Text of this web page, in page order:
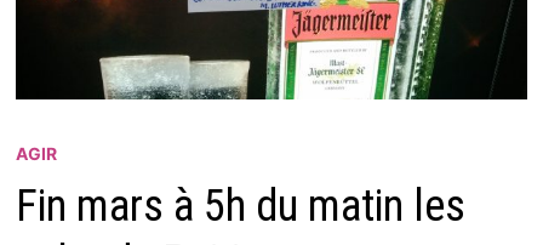
AGIR
Fin mars à 5h du matin les